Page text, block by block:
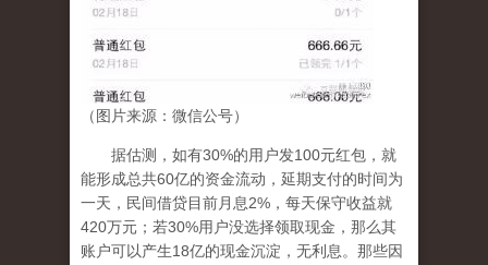
（图片来源：微信公号）
据估测，如有30%的用户发100元红包，就
能形成总共60亿的资金流动，延期支付的时间为
一天，民间借贷目前月息2%，每天保守收益就
420万元；若30%用户没选择领取现金，那么其
账户可以产生18亿的现金沉淀，无利息。那些因